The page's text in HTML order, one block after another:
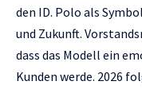
den ID. Polo als
und Zukunft.
dass das Modell ein
Kunden werde. 2026